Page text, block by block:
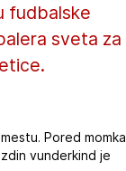
fudbalske
sveta za
Pored momka
vunderkind je